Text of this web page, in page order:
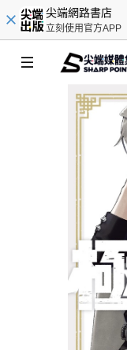
尖端網路書店
立刻使用官方APP